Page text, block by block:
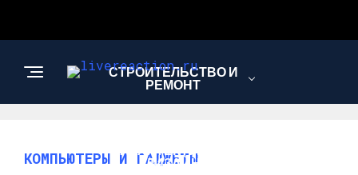
СТРОИТЕЛЬСТВО И
РЕМОНТ
АРХИТЕКТУРА И
ДИЗАЙН
КОМПЬЮТЕРЫ И ГАДЖЕТЫ